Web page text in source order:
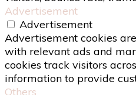
Advertisement
Advertisement
Advertisement cookies
with relevant ads and
cookies track visitors
information to provide
Others